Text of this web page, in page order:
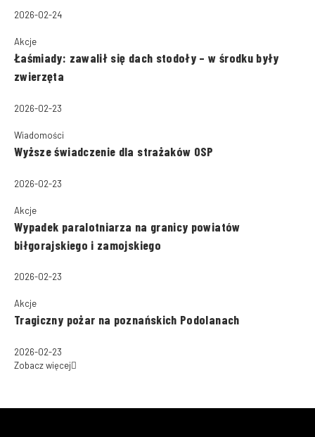
2026-02-24
Akcje
Łaśmiady: zawalił się dach stodoły – w środku były
zwierzęta
2026-02-23
Wiadomości
Wyższe świadczenie dla strażaków OSP
2026-02-23
Akcje
Wypadek paralotniarza na granicy powiatów
biłgorajskiego i zamojskiego
2026-02-23
Akcje
Tragiczny pożar na poznańskich Podolanach
2026-02-23
Zobacz więcej